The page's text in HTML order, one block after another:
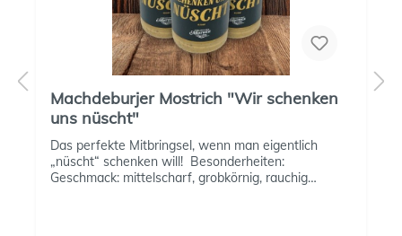
Machdeburjer Mostrich "Wir schenken
uns nüscht"
Das perfekte Mitbringsel, wenn man eigentlich
„nüscht“ schenken will! Besonderheiten:
Geschmack: mittelscharf, grobkörnig, rauchig